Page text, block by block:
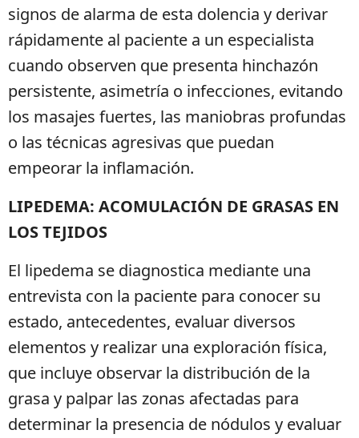
signos de alarma de esta dolencia y derivar
rápidamente al paciente a un especialista
cuando observen que presenta hinchazón
persistente, asimetría o infecciones, evitando
los masajes fuertes, las maniobras profundas
o las técnicas agresivas que puedan
empeorar la inflamación.
LIPEDEMA: ACOMULACIÓN DE GRASAS EN
LOS TEJIDOS
El lipedema se diagnostica mediante una
entrevista con la paciente para conocer su
estado, antecedentes, evaluar diversos
elementos y realizar una exploración física,
que incluye observar la distribución de la
grasa y palpar las zonas afectadas para
determinar la presencia de nódulos y evaluar